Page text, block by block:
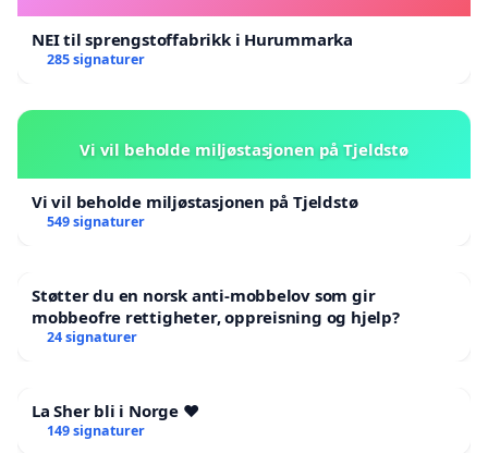
NEI til sprengstoffabrikk i Hurummarka
285 signaturer
Vi vil beholde miljøstasjonen på Tjeldstø
Vi vil beholde miljøstasjonen på Tjeldstø
549 signaturer
Støtter du en norsk anti-mobbelov som gir
mobbeofre rettigheter, oppreisning og hjelp?
24 signaturer
La Sher bli i Norge ❤️
149 signaturer